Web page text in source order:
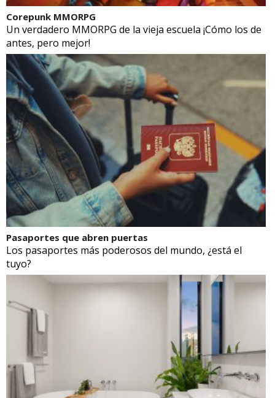
Corepunk MMORPG
Un verdadero MMORPG de la vieja escuela ¡Cómo los de
antes, pero mejor!
Pasaportes que abren puertas
Los pasaportes más poderosos del mundo, ¿está el